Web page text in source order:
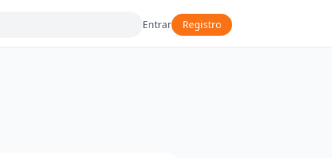
Entrar Registro